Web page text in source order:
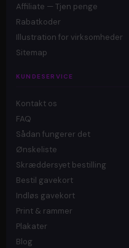
Affiliate — Tjen penge
Rabatkoder
Illustration for virksomheder
Sitemap
KUNDESERVICE
Kontakt os
FAQ
Sådan fungerer det
Ønskeliste
Skræddersyet bestilling
Bestil gavekort
Indløs gavekort
Print & rammer
Plakater
Blog